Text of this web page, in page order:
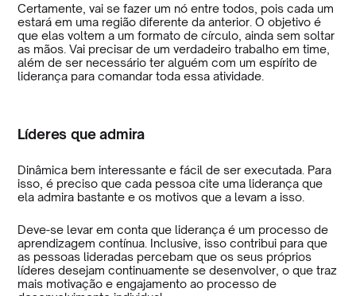
Certamente, vai se fazer um nó entre todos, pois cada um
estará em uma região diferente da anterior. O objetivo é
que elas voltem a um formato de círculo, ainda sem soltar
as mãos. Vai precisar de um verdadeiro trabalho em time,
além de ser necessário ter alguém com um espírito de
liderança para comandar toda essa atividade.
Líderes que admira
Dinâmica bem interessante e fácil de ser executada. Para
isso, é preciso que cada pessoa cite uma liderança que
ela admira bastante e os motivos que a levam a isso.
Deve-se levar em conta que liderança é um processo de
aprendizagem contínua. Inclusive, isso contribui para que
as pessoas lideradas percebam que os seus próprios
líderes desejam continuamente se desenvolver, o que traz
mais motivação e engajamento ao processo de